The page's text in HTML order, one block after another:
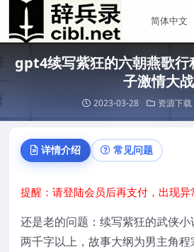
gpt4续写紫狂的六朝燕歌行
子激情大战
2023-03-28 资源下载
详情介绍 常见问题
提醒：请登陆会员后再支付，出现异
还是老的问题：续写紫狂的武侠
两千字以上，故事大纲为男主角